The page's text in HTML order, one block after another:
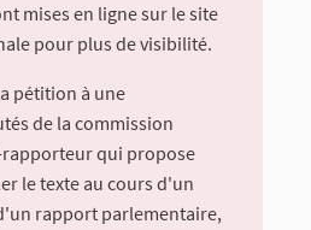
mises en ligne sur le site
pour plus de visibilité.
pétition à une
de la commission
qui propose
le texte au cours d'un
rapport parlementaire,